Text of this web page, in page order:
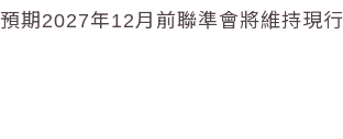
期2027年12月前聯準會將維持現行